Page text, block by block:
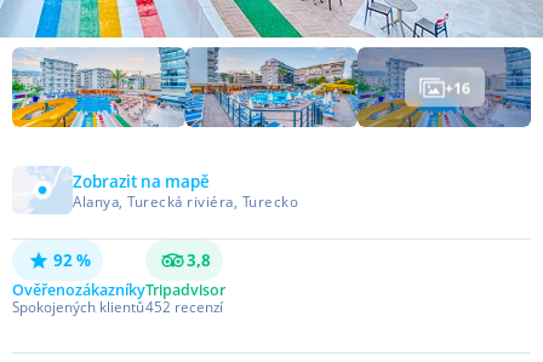
+16
Zobrazit na mapě
Alanya, Turecká riviéra, Turecko
92 %
Ověřenozákazníky
Spokojených klientů
3,8
Tripadvisor
452 recenzí